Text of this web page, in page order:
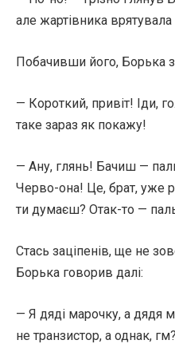
але жартівника врятувала
Побачивши його, Борька
— Короткий, привіт! Іди,
таке зараз як покажу!
— Ану, глянь! Бачиш —
Черво-она! Це, брат, уже
ти думаєш? Отак-то —
Стась заціпенів, ще не
Борька говорив далі:
— Я дяді марочку, а дядя
не транзистор, а однак,